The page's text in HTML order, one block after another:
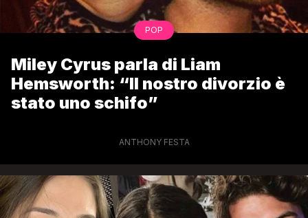
POP
Miley Cyrus parla di Liam
Hemsworth: “Il nostro divorzio è
stato uno schifo”
ANTHONY FESTA